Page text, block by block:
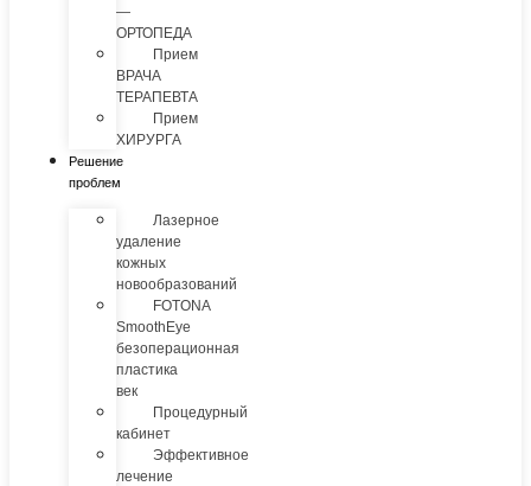
—
ОРТОПЕДА
Прием
ВРАЧА
ТЕРАПЕВТА
Прием
ХИРУРГА
Решение
проблем
Лазерное
удаление
кожных
новообразований
FOTONA
SmoothEye
безоперационная
пластика
век
Процедурный
кабинет
Эффективное
лечение